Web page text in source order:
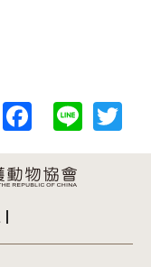
F
a
c
e
o
Li
n